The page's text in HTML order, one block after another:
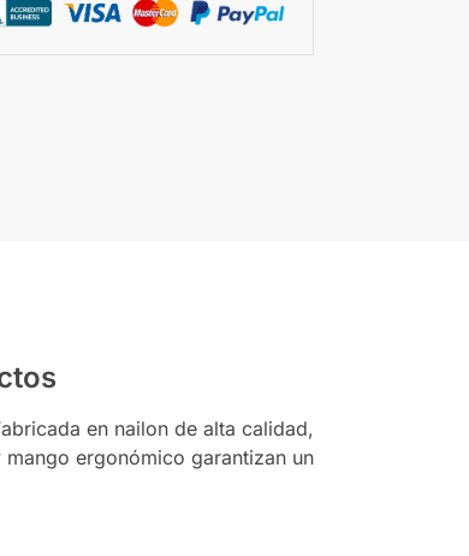
en nailon de alta calidad,
ergonómico garantizan un